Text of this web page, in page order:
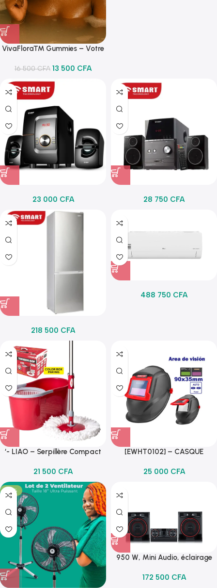
VivaFlora™ Gummies – Votre
16 500CFA 13 500 CFA
23 000 CFA 28 750 CFA
218 500 CFA
488 750 CFA
‘- LIAO – Serpillère Compact
21 500 CFA
[EWHT0102] – CASQUE
2 CAPTEURS, COULEUR NOIRE.
25 000 CFA
-47%
950 W, Mini Audio, éclairage
Bluetooth
172 500 CFA